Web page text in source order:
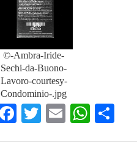
©-Ambra-Iride-
Sechi-da-Buono-
Lavoro-courtesy-
Condominio-.jpg
Facebook
TwitterEmail